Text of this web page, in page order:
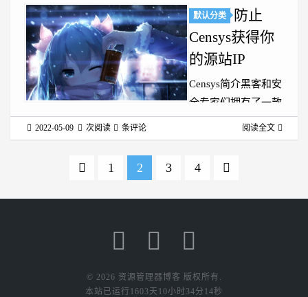
1pip install --upgrade
<packa...
默认分类
防止
Censys获得你
的源站IP
Censys简介黑客和安
全专家们拥有了一款
新型强大的分析工
具，那就是Censys搜
初由密歇根大学的研
究人员在10月发行，
持。Cens...
2022-05-09 次阅读 条评论 阅读全文
1 2 3 4
© 2026 资源管理器博客 版权所有.
本站已运行1603天10小时34分15秒